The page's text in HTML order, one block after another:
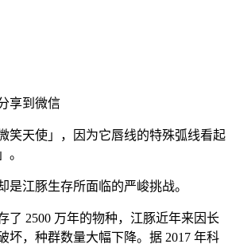
享到微信
笑天使」，因为它唇线的特殊弧线看起
。
是江豚生存所面临的严峻挑战。
了 2500 万年的物种，江豚近年来因长
坏，种群数量大幅下降。据 2017 年科